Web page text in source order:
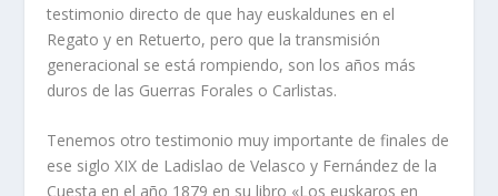
testimonio directo de que hay euskaldunes en el
Regato y en Retuerto, pero que la transmisión
generacional se está rompiendo, son los años más
duros de las Guerras Forales o Carlistas.
Tenemos otro testimonio muy importante de finales de
ese siglo XIX de Ladislao de Velasco y Fernández de la
Cuesta en el año 1879 en su libro «Los euskaros en